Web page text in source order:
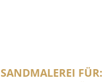
SANDMALEREI FÜR: